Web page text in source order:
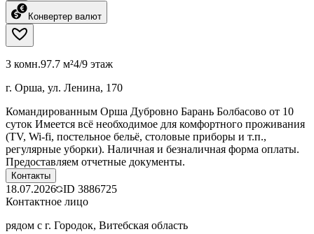
Конвертер валют
3 комн.97.7 м²4/9 этаж
г. Орша, ул. Ленина, 170
Командированным Орша Дубровно Барань Болбасово от 10
суток Имеется всё необходимое для комфортного проживания
(TV, Wi-fi, постельное бельё, столовые приборы и т.п.,
регулярные уборки). Наличная и безналичная форма оплаты.
Предоставляем отчетные документы.
Контакты
18.07.2026 ID 3886725
Контактное лицо
рядом с г. Городок, Витебская область